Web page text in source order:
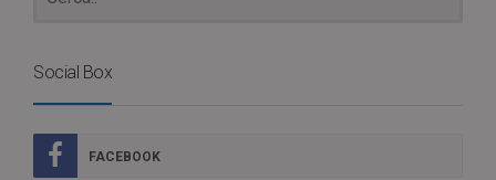
Social Box
FACEBOOK